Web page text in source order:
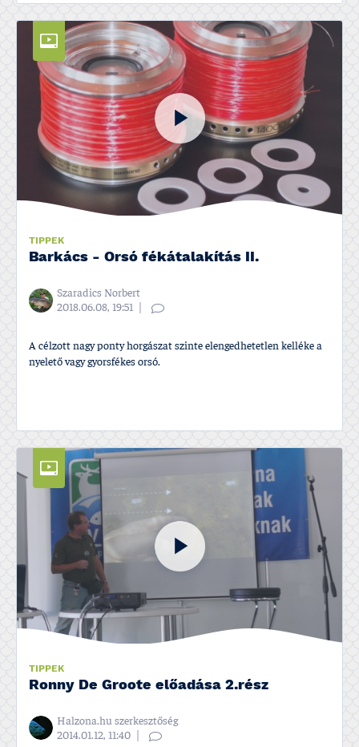
TIPPEK
Barkács - Orsó fékátalakí­tás II.
Szaradics Norbert
2018.06.08, 19:51
A célzott nagy ponty horgászat szinte elengedhetetlen kelléke a
nyelető vagy gyorsfékes orsó.
TIPPEK
Ronny De Groote előadása 2.rész
Halzona.hu szerkesztőség
2014.01.12, 11:40